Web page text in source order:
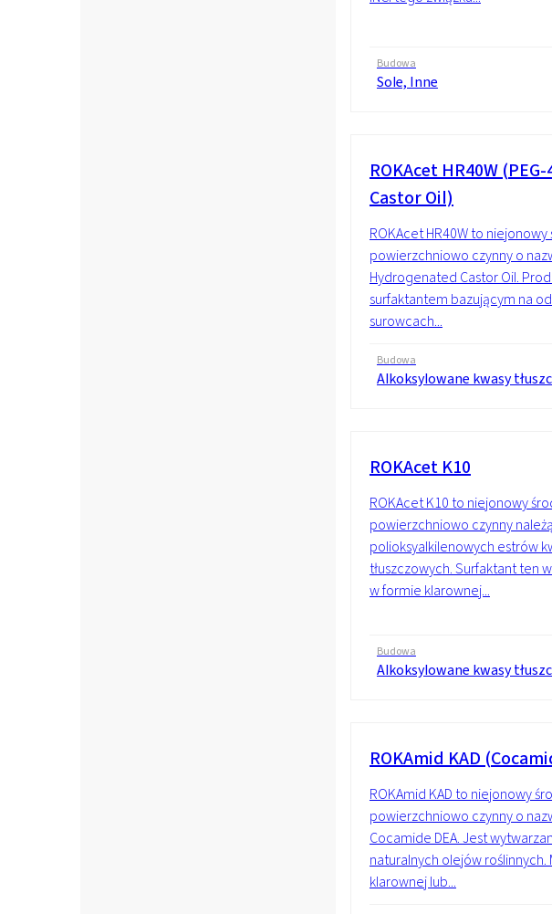
Budowa
Sole, Inne
ROKAcet HR40W
Castor Oil)
ROKAcet HR40W to
powierzchniowo czynny o
Hydrogenated Castor Oil.
surfaktantem bazującym na
surowcach...
Budowa
Alkoksylowane kwasy
ROKAcet K10
ROKAcet K10 to niejonowy
powierzchniowo czynny
polioksyalkilenowych estrów
tłuszczowych. Surfaktant ten
w formie klarownej...
Budowa
Alkoksylowane kwasy
ROKAmid KAD
ROKAmid KAD to niejonowy
powierzchniowo czynny o
Cocamide DEA. Jest
naturalnych olejów roślinnych.
klarownej lub...